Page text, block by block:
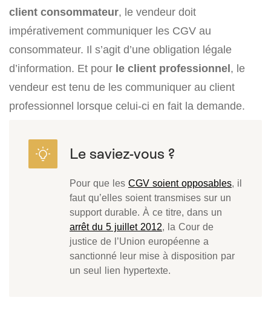
client consommateur, le vendeur doit
impérativement communiquer les CGV au
consommateur. Il s’agit d’une obligation légale
d’information. Et pour le client professionnel, le
vendeur est tenu de les communiquer au client
professionnel lorsque celui-ci en fait la demande.
Pour que les CGV soient opposables, il
faut qu’elles soient transmises sur un
support durable. À ce titre, dans un
arrêt du 5 juillet 2012, la Cour de
justice de l’Union européenne a
sanctionné leur mise à disposition par
un seul lien hypertexte.